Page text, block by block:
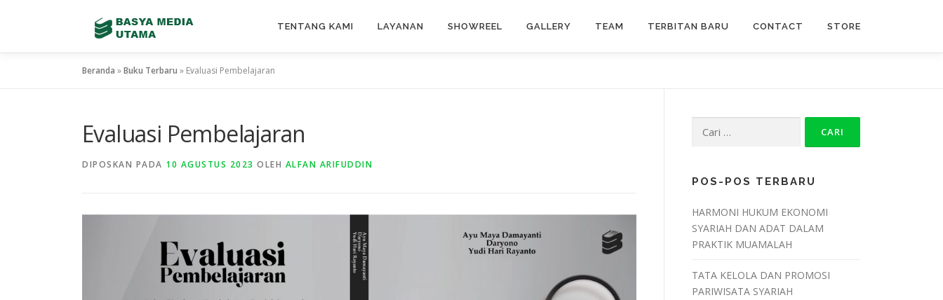
TENTANG KAMI LAYANAN SHOWREEL GALLERY TEAM TERBITAN BARU CONTACT STORE
Beranda »Buku Terbaru » Evaluasi Pembelajaran
Evaluasi Pembelajaran
DIPOSKAN PADA 10 AGUSTUS 2023 OLEH ALFAN ARIFUDDIN
untuk:
POS-POS TERBARU
HARMONI HUKUM EKONOMI
SYARIAH DAN ADAT DALAM
PRAKTIK MUAMALAH
TATA KELOLA DAN PROMOSI
PARIWISATA SYARIAH